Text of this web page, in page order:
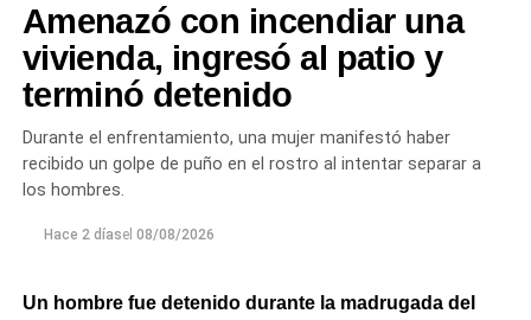
Ante la sucesión de situaciones, intervino personal
policial y se dio participación a las autoridades
correspondientes para avanzar con la asistencia
Finalmente,
se dispuso la internación involuntaria de
General Roca, donde permanece bajo custodia
Mental
Amenazó con incendiar una
vivienda, ingresó al patio y
terminó detenido
Durante el enfrentamiento, una mujer manifestó haber
recibido un golpe de puño en el rostro al intentar separar a
los hombres.
Hace 2 díasel 08/08/2026
Un hombre fue detenido durante la madrugada del